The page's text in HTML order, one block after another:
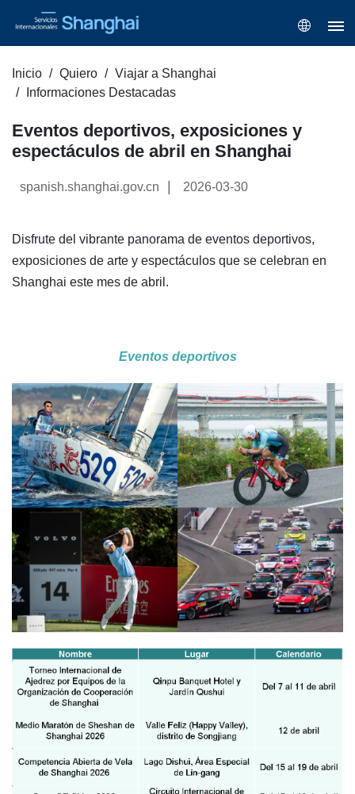
Inicio Quiero
Viajar a Shanghai
Informaciones Destacadas
Eventos deportivos, exposiciones y
espectáculos de abril en Shanghai
spanish.shanghai.gov.cn 2026-03-30
Disfrute del vibrante panorama de eventos deportivos,
exposiciones de arte y espectáculos que se celebran en
Shanghai este mes de abril.
Eventos deportivos